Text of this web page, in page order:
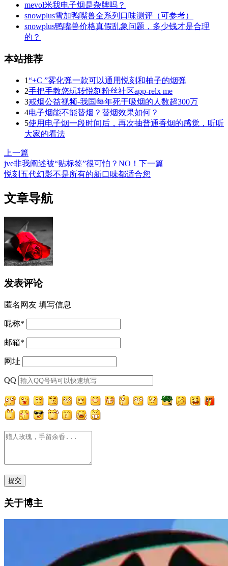
mevol米我电子烟是杂牌吗？
snowplus雪加鸭嘴兽全系列口味测评（可参考）
snowplus鸭嘴兽价格真假乱象问题，多少钱才是合理
的？
本站推荐
1“+C ”雾化弹一款可以通用悦刻和柚子的烟弹
2手把手教您玩转悦刻粉丝社区app-relx me
3戒烟公益视频-我国每年死于吸烟的人数超300万
4电子烟能不能替烟？替烟效果如何？
5使用电子烟一段时间后，再次抽普通香烟的感觉，听听
大家的看法
上一篇
jve非我阐述被“贴标签”很可怕？NO！ 下一篇
悦刻五代幻影不是所有的新口味都适合您
文章导航
发表评论
匿名网友 填写信息
昵称*
邮箱*
网址
QQ
关于博主